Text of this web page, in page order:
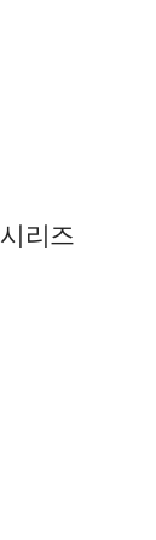
시리즈